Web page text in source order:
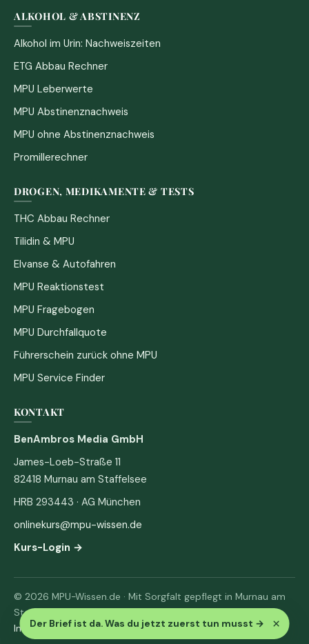
Der Brief ist da. Was du jetzt zuerst tun musst → ×
ALKOHOL & ABSTINENZ
Alkohol im Urin: Nachweiszeiten
ETG Abbau Rechner
MPU Leberwerte
MPU Abstinenznachweis
MPU ohne Abstinenznachweis
Promillerechner
DROGEN, MEDIKAMENTE & TESTS
THC Abbau Rechner
Tilidin & MPU
Elvanse & Autofahren
MPU Reaktionstest
MPU Fragebogen
MPU Durchfallquote
Führerschein zurück ohne MPU
MPU Service Finder
KONTAKT
BenAmbros Media GmbH
James-Loeb-Straße 11
82418 Murnau am Staffelsee
HRB 293443 · AG München
onlinekurs@mpu-wissen.de
Kurs-Login →
© 2026 MPU-Wissen.de · Mit Sorgfalt gepflegt in Murnau am
Staffelsee
Impressum· Datenschutz & AGB